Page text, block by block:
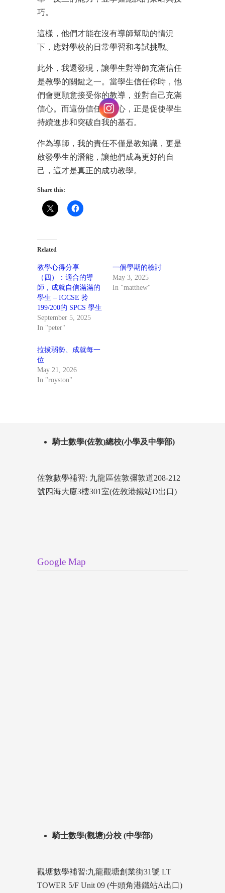
巧。
這樣，他們才能在沒有導師幫助的情況
下，應對學校的日常學習和考試挑戰。
此外，我還發現，讓學生對導師充滿信任
是教學的關鍵之一。當學生信任你時，他
們會更願意接受你的教導，並對自己充滿
信心。而這份信任和信心，正是促使學生
持續進步和突破自我的基石。
作為導師，我的責任不僅是教知識，更是
啟發學生的潛能，讓他們成為更好的自
己，這才是真正的成功教學。
Share this:
Related
教學心得分享
（四）：適合的導
師，成就自信滿滿的
學生 – IGCSE 拎
199/200的 SPCS 學生
September 5, 2025
In "peter"
一個學期的檢討
May 3, 2025
In "matthew"
拉拔弱勢、成就每一
位
May 21, 2026
In "royston"
騎士數學(佐敦)總校(小學及中學部)
佐敦數學補習: 九龍區佐敦彌敦道208-212
號四海大廈3樓301室(佐敦港鐵站D出口)
Google Map
騎士數學(觀塘)分校 (中學部)
觀塘數學補習:九龍觀塘創業街31號 LT
TOWER 5/F Unit 09 (牛頭角港鐵站A出口)